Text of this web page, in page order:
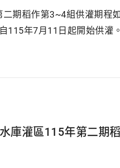
期稻作第3~4組供灌期程
115年7月11日起開始供灌
庫灌區115年第二期